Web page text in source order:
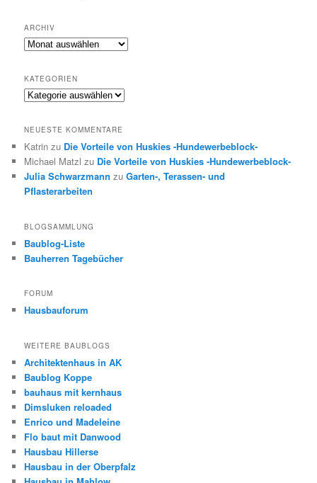
ARCHIV
Archiv
KATEGORIEN
Kategorien
NEUESTE KOMMENTARE
Katrin zu Die Vorteile von Huskies -Hundewerbeblock-
Michael Matzl zu Die Vorteile von Huskies -Hundewerbeblock-
Julia Schwarzmann zuGarten-, Terassen- und
Pflasterarbeiten
BLOGSAMMLUNG
Baublog-Liste
Bauherren Tagebücher
FORUM
Hausbauforum
WEITERE BAUBLOGS
Architektenhaus in AK
Baublog Koppe
bauhaus mit kernhaus
Dimsluken reloaded
Enrico und Madeleine
Flo baut mit Danwood
Hausbau Hillerse
Hausbau in der Oberpfalz